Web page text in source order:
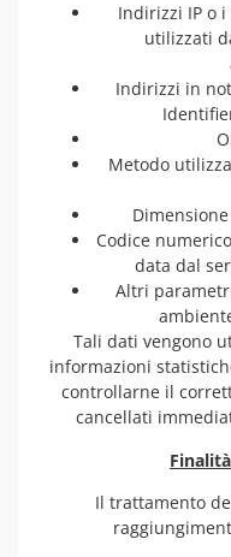
Indirizzi IP o
utilizzati
Indirizzi in
Metodo
Codice
data dal
Altri
Tali dati vengono
informazioni
controllarne il
cancellati
Il trattamento